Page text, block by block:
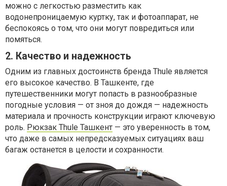
можно с легкостью разместить как
водонепроницаемую куртку, так и фотоаппарат, не
беспокоясь о том, что они могут повредиться или
помяться.
2. Качество и надежность
Одним из главных достоинств бренда Thule является
его высокое качество. В Ташкенте, где
путешественники могут попасть в разнообразные
погодные условия — от зноя до дождя — надежность
материала и прочность конструкции играют ключевую
роль. Рюкзак Thule Ташкент — это уверенность в том,
что даже в самых непредсказуемых ситуациях ваш
багаж останется в целости и сохранности.